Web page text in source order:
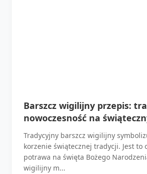
Barszcz wigilijny przepis:
nowoczesność na
Tradycyjny barszcz wigilijny
korzenie świątecznej tradycji. Jest to
potrawa na święta Bożego
wigilijny m...